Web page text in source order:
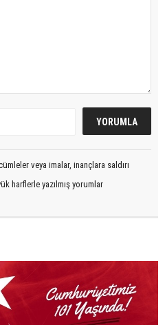
veya imalar, inançlara saldırı
harflerle yazılmış yorumlar